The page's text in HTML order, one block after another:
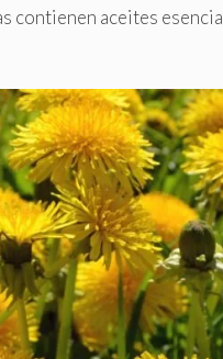
contienen aceites